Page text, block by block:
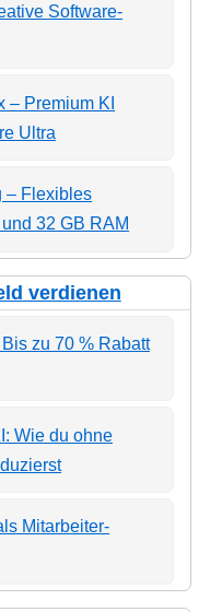
Software-
– Premium KI
Ultra
– Flexibles
32 GB RAM
verdienen
zu 70 % Rabatt
Wie du ohne
Mitarbeiter-